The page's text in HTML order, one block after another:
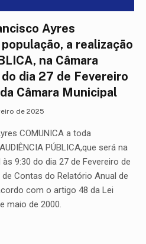
Ayres
a realização
na Câmara
dia 27 de Fevereiro
Câmara Municipal
de 2025
COMUNICA a toda
PÚBLICA,que será na
9:30 do dia 27 de Fevereiro de
Contas do Relatório Anual de
com o artigo 48 da Lei
maio de 2000.